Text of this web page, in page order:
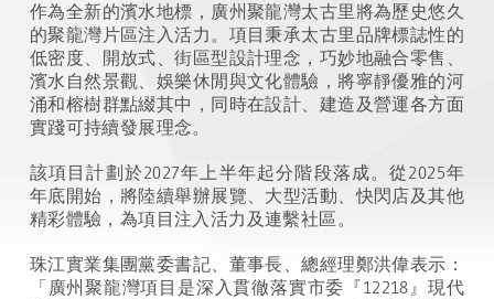
作為全新的濱水地標，廣州聚龍灣太古里將為歷史悠久
的聚龍灣片區注入活力。項目秉承太古里品牌標誌性的
低密度、開放式、街區型設計理念，巧妙地融合零售、
濱水自然景觀、娛樂休閒與文化體驗，將寧靜優雅的河
涌和榕樹群點綴其中，同時在設計、建造及營運各方面
實踐可持續發展理念。
該項目計劃於2027年上半年起分階段落成。從2025年
年底開始，將陸續舉辦展覽、大型活動、快閃店及其他
精彩體驗， 為項目注入活力及連繫社區。
珠江實業集團黨委書記、董事長、總經理鄭洪偉表示：
「廣州聚龍灣項目是深入貫徹落實市委『12218』現代